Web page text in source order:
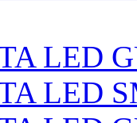
LED
LED